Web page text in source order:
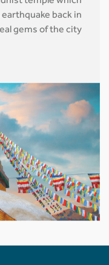
earthquake back in
gems of the city.